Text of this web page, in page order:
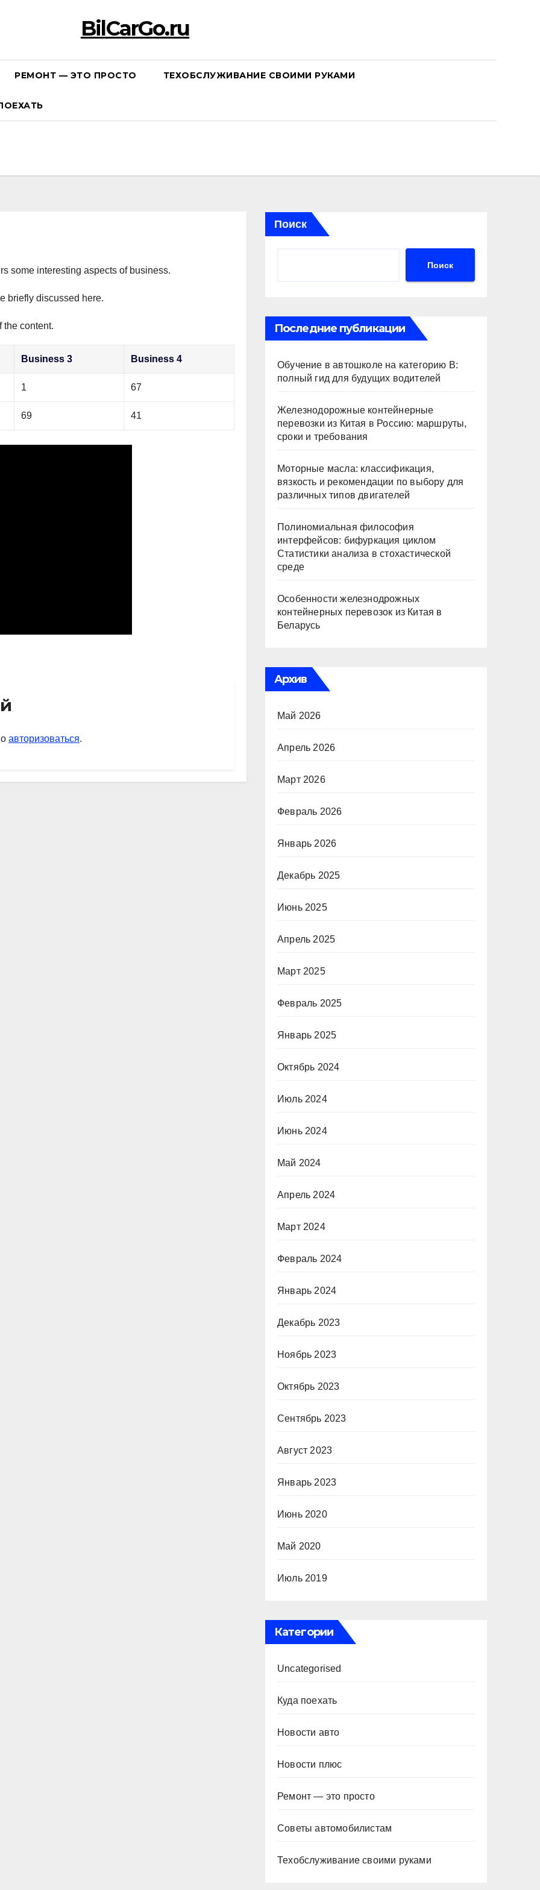
BilCarGo.ru
РЕМОНТ — ЭТО ПРОСТО ТЕХОБСЛУЖИВАНИЕ СВОИМИ РУКАМИ
some interesting aspects of business.
briefly discussed here.
the content.
Business 3 Business 4
1 67
69 41
авторизоваться.
Поиск
Поиск
Последние публикации
Обучение в автошколе на категорию В:
полный гид для будущих водителей
Железнодорожные контейнерные
перевозки из Китая в Россию: маршруты,
сроки и требования
Моторные масла: классификация,
вязкость и рекомендации по выбору для
различных типов двигателей
Полиномиальная философия
интерфейсов: бифуркация циклом
Статистики анализа в стохастической
среде
Особенности железнодрожных
контейнерных перевозок из Китая в
Беларусь
Архив
Май 2026
Апрель 2026
Март 2026
Февраль 2026
Январь 2026
Декабрь 2025
Июнь 2025
Апрель 2025
Март 2025
Февраль 2025
Январь 2025
Октябрь 2024
Июль 2024
Июнь 2024
Май 2024
Апрель 2024
Март 2024
Февраль 2024
Январь 2024
Декабрь 2023
Ноябрь 2023
Октябрь 2023
Сентябрь 2023
Август 2023
Январь 2023
Июнь 2020
Май 2020
Июль 2019
Категории
Uncategorised
Куда поехать
Новости авто
Новости плюс
Ремонт — это просто
Советы автомобилистам
Техобслуживание своими руками